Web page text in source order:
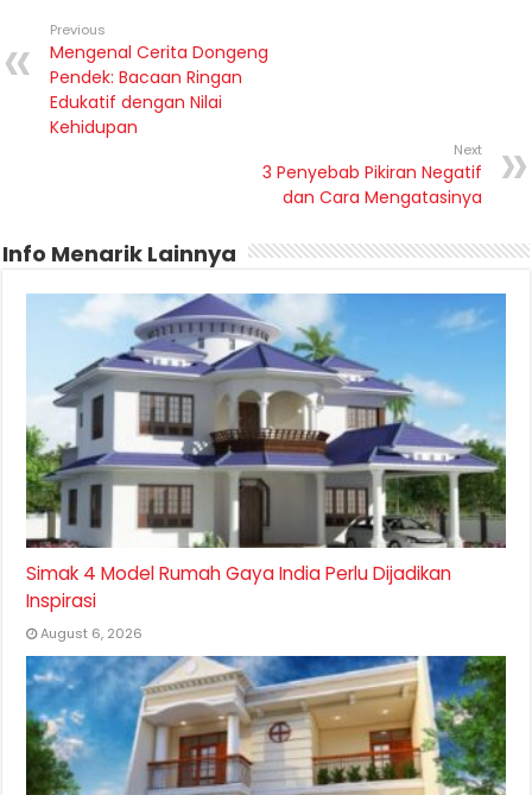
Previous
Mengenal Cerita Dongeng
Pendek: Bacaan Ringan
Edukatif dengan Nilai
Kehidupan
Next
3 Penyebab Pikiran Negatif
dan Cara Mengatasinya
Info Menarik Lainnya
Simak 4 Model Rumah Gaya India Perlu Dijadikan
Inspirasi
August 6, 2026